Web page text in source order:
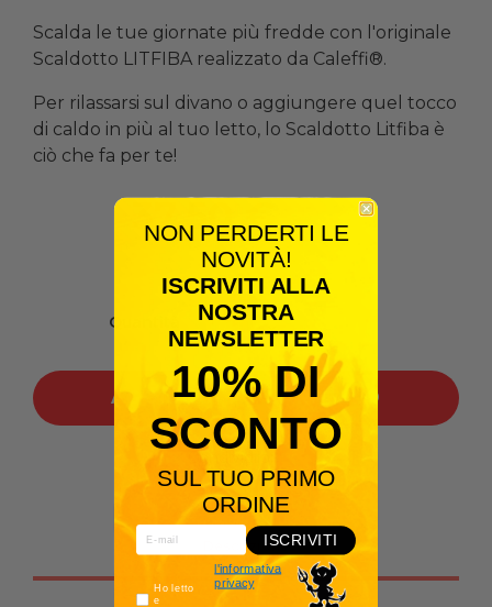
Scalda le tue giornate più fredde con l'originale
Scaldotto LITFIBA realizzato da Caleffi®.
Per rilassarsi sul divano o aggiungere quel tocco
di caldo in più al tuo letto, lo Scaldotto Litfiba è
ciò che fa per te!
37,50 €75,00 €
Quantità
AGGIUNGI AL CARRELLO
Condividilo:
Descrizione
NON PERDERTI LE
NOVITÀ!
ISCRIVITI ALLA
NOSTRA
NEWSLETTER
10% DI
SCONTO
SUL TUO PRIMO
ORDINE
ISCRIVITI
Ho letto
e
l'informativa
privacy